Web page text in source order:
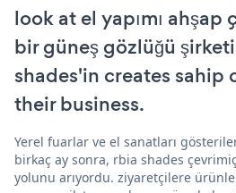
look at el yapımı ahşap
bir güneş gözlüğü
shades'in creates sahip
their business.
Yerel fuarlar ve el sanatları
birkaç ay sonra, rbia shades
yolunu arıyordu. ziyaretçilere